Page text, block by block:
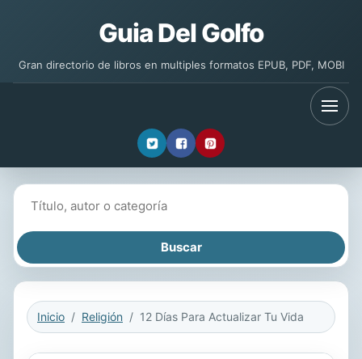
Guia Del Golfo
Gran directorio de libros en multiples formatos EPUB, PDF, MOBI
Inicio Religión 12 Días Para Actualizar Tu Vida